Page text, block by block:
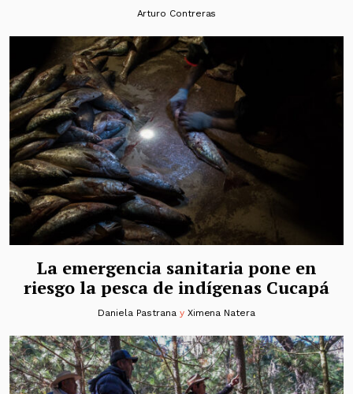
Arturo Contreras
La emergencia sanitaria pone en
riesgo la pesca de indígenas Cucapá
Daniela Pastranay Ximena Natera